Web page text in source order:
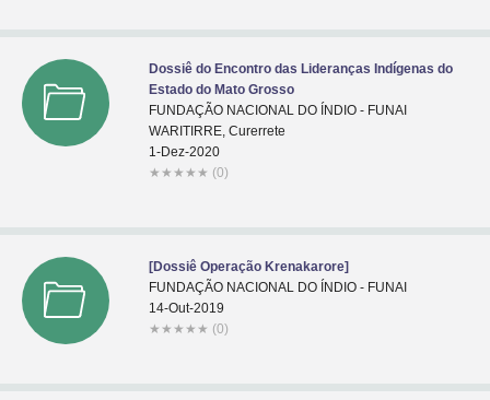
Dossiê do Encontro das Lideranças Indígenas do
Estado do Mato Grosso
FUNDAÇÃO NACIONAL DO ÍNDIO - FUNAI
WARITIRRE, Curerrete
1-Dez-2020
★ ★ ★ ★ ★ (0)
[Dossiê Operação Krenakarore]
FUNDAÇÃO NACIONAL DO ÍNDIO - FUNAI
14-Out-2019
★ ★ ★ ★ ★ (0)